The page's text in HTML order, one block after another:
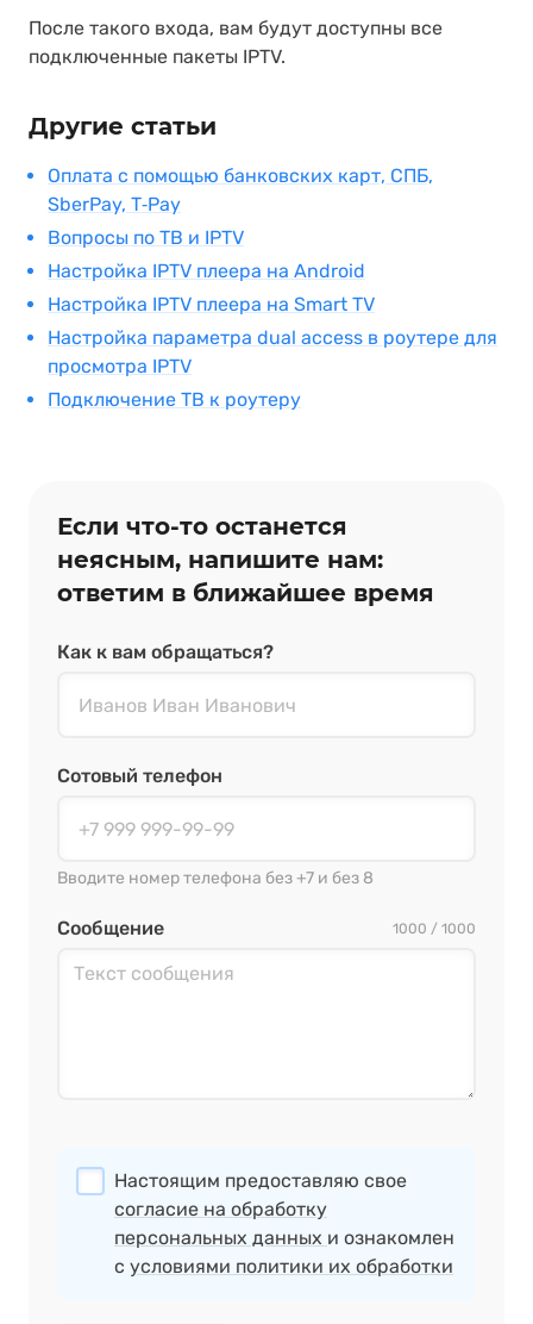
После такого входа, вам будут доступны все
подключенные пакеты IPTV.
Другие статьи
Оплата с помощью банковских карт, СПБ,
SberPay, T‑Pay
Вопросы по ТВ и IPTV
Настройка IPTV плеера на Android
Настройка IPTV плеера на Smart TV
Настройка параметра dual access в роутере для
просмотра IPTV
Подключение ТВ к роутеру
Если что‑то останется
неясным, напишите нам:
ответим в ближайшее время
Как к вам обращаться?
Сотовый телефон
Вводите номер телефона без +7 и без 8
Сообщение 1000 / 1000
Настоящим предоставляю свое
согласие на обработку
персональных данных и ознакомлен
с условиями политики их обработки